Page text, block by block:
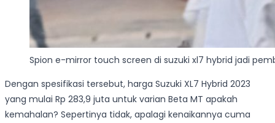
Spion e-mirror touch screen di suzuki xl7 hybrid jadi
Dengan spesifikasi tersebut, harga Suzuki XL7 Hybrid 2023
yang mulai Rp 283,9 juta untuk varian Beta MT apakah
kemahalan? Sepertinya tidak, apalagi kenaikannya cuma